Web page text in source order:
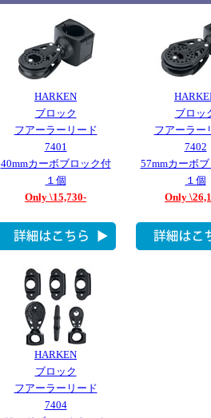
HARKEN
ブロック
フアーラーリード
7401
40mmカーボブロック付
１個
Only \15,730-
ブロッ
フアーラー
7402
57mmカーボ
１個
Only
HARKEN
ブロック
フアーラーリード
7404